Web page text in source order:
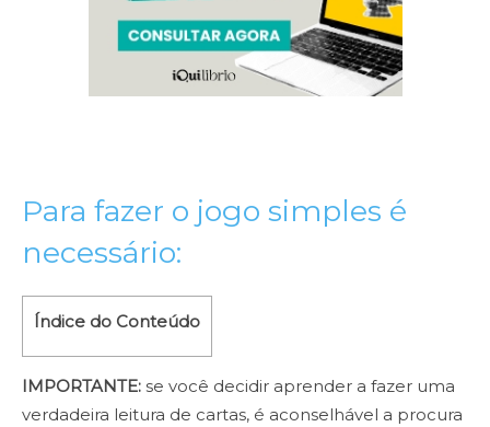
Para fazer o jogo simples é
necessário:
Índice do Conteúdo
IMPORTANTE: se você decidir aprender a fazer uma
verdadeira leitura de cartas, é aconselhável a procura